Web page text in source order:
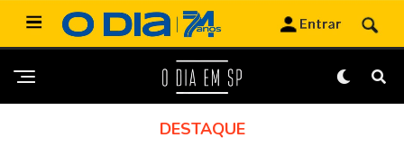
DESTAQUE